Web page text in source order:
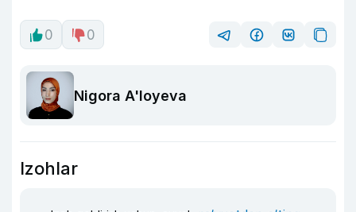
0 0
Nigora A'loyeva
Izohlar